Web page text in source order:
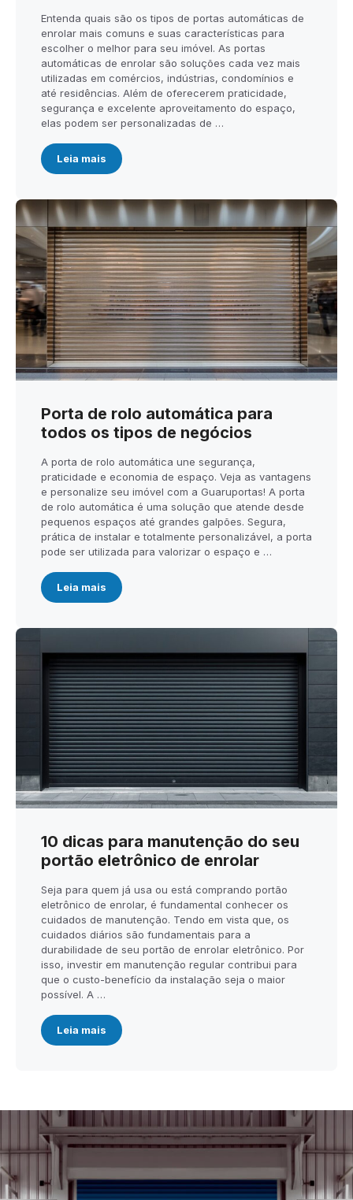
Entenda quais são os tipos de portas automáticas de
enrolar mais comuns e suas características para
escolher o melhor para seu imóvel. As portas
automáticas de enrolar são soluções cada vez mais
utilizadas em comércios, indústrias, condomínios e
até residências. Além de oferecerem praticidade,
segurança e excelente aproveitamento do espaço,
elas podem ser personalizadas de …
Leia mais
Porta de rolo automática para
todos os tipos de negócios
A porta de rolo automática une segurança,
praticidade e economia de espaço. Veja as vantagens
e personalize seu imóvel com a Guaruportas! A porta
de rolo automática é uma solução que atende desde
pequenos espaços até grandes galpões. Segura,
prática de instalar e totalmente personalizável, a porta
pode ser utilizada para valorizar o espaço e …
Leia mais
10 dicas para manutenção do seu
portão eletrônico de enrolar
Seja para quem já usa ou está comprando portão
eletrônico de enrolar, é fundamental conhecer os
cuidados de manutenção. Tendo em vista que, os
cuidados diários são fundamentais para a
durabilidade de seu portão de enrolar eletrônico. Por
isso, investir em manutenção regular contribui para
que o custo-benefício da instalação seja o maior
possível. A …
Leia mais